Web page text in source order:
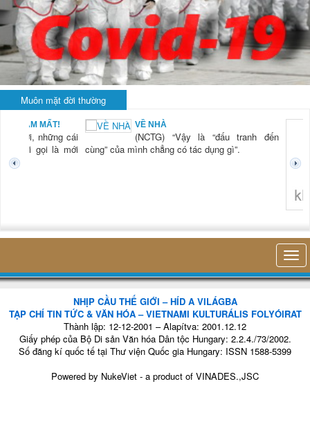
Muôn mặt đời thường
NAM MẤT!
“Xời, những cái
mới gọi là mới
VỀ NHÀ
(NCTG) “Vậy là “đấu tranh đến
cùng” của mình chẳng có tác dụng gì”.
NHỊP CẦU THẾ GIỚI – HÍD A VILÁGBA
TẠP CHÍ TIN TỨC & VĂN HÓA – VIETNAMI KULTURÁLIS FOLYÓIRAT
Thành lập: 12-12-2001 – Alapítva: 2001.12.12
Giấy phép của Bộ Di sản Văn hóa Dân tộc Hungary: 2.2.4./73/2002.
Số đăng kí quốc tế tại Thư viện Quốc gia Hungary: ISSN 1588-5399
Powered by NukeViet - a product of VINADES.,JSC